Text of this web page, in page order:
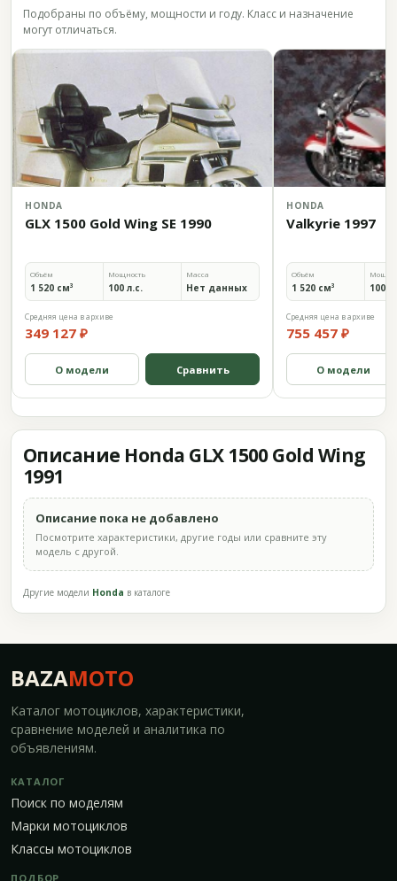
Подобраны по объёму, мощности и году. Класс и назначение
могут отличаться.
HONDA
GLX 1500 Gold Wing SE 1990
Объём
1 520 см³
Мощность
100 л.с.
Масса
Нет данных
Средняя цена в архиве
349 127 ₽
О модели Сравнить
HONDA
Valkyrie 1997
Объём
1 520 см³ 100
Средняя цена в архиве
755 457 ₽
О модели
Описание Honda GLX 1500 Gold Wing
1991
Описание пока не добавлено
Посмотрите характеристики, другие годы или сравните эту
модель с другой.
Другие модели Honda в каталоге
BAZAMOTO
Каталог мотоциклов, характеристики,
сравнение моделей и аналитика по
объявлениям.
КАТАЛОГ
Поиск по моделям
Марки мотоциклов
Классы мотоциклов
ПОДБОР